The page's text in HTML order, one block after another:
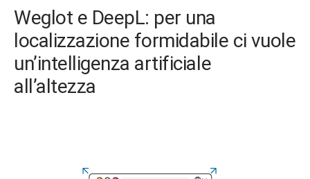
Weglot e DeepL: per una
localizzazione formidabile ci vuole
un’intelligenza artificiale
all’altezza